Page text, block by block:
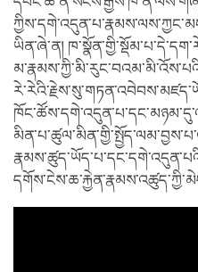
ཡིན་ཞེ་ན།